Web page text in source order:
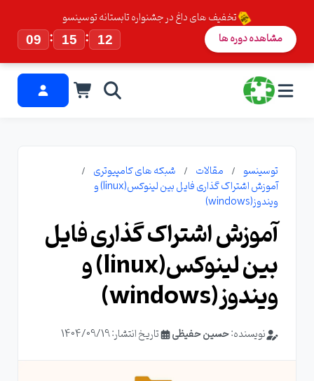
تخفیف های داغ در جشنواره تابستانه توسینسو
09
: 15 : 11 مشاهده دوره ها
توسینسو مقالات
شبکه های کامپیوتری
آموزش اشتراک گذاری فایل بین لینوکس(linux) و
ویندوز(windows)
آموزش اشتراک گذاری فایل
بین لینوکس(linux) و
ویندوز(windows)
نویسنده:حسین حفیظی تاریخ انتشار: 1404/09/19